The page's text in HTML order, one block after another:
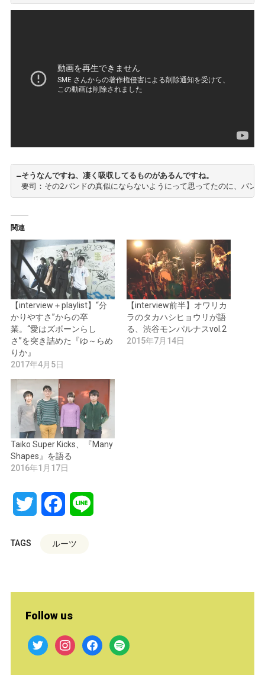
―そうなんですね、凄く吸収してるものがあるんですね。
要司：その2バンドの真似にならないようにって思ってたのに、バン
関連
【interview＋playlist】“分
かりやすさ”からの卒
業。“愛はズボーンらし
さ”を突き詰めた『ゆ～らめ
りか』
2017年4月5日
【interview前半】オワリカ
ラのタカハシヒョウリが語
る、渋谷モンパルナスvol.2
2015年7月14日
Taiko Super Kicks、『Many
Shapes』を語る
2016年1月17日
Twitter Facebook
TAGS ルーツ
Follow us
twitter instagramfacebook
spotify